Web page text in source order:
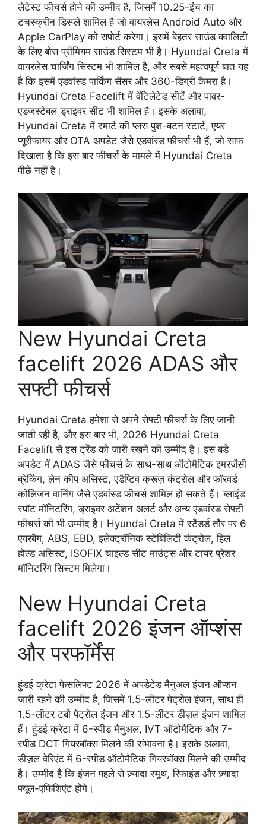
लेटेस्ट फीचर्स होने की उम्मीद है, जिसमें 10.25-इंच का
टचस्क्रीन डिस्प्ले शामिल है जो वायरलेस Android Auto और
Apple CarPlay को सपोर्ट करेगा। इसमें बेहतर साउंड क्वालिटी
के लिए बोस प्रीमियम साउंड सिस्टम भी है। Hyundai Creta में
वायरलेस चार्जिंग सिस्टम भी शामिल है, और सबसे महत्वपूर्ण बात यह
है कि इसमें एडवांस्ड पार्किंग सेंसर और 360-डिग्री कैमरा है।
Hyundai Creta Facelift में वेंटिलेटेड सीटें और पावर-
एडजस्टेबल ड्राइवर सीट भी शामिल है। इसके अलावा,
Hyundai Creta में स्मार्ट की प्लस पुश-बटन स्टार्ट, एयर
प्यूरीफायर और OTA अपडेट जैसे एडवांस्ड फीचर्स भी हैं, जो साफ
दिखाता है कि इस बार फीचर्स के मामले में Hyundai Creta
पीछे नहीं है।
New Hyundai Creta
facelift 2026 ADAS और
सफ्टी फीचर्स
Hyundai Creta हमेशा से अपने सेफ्टी फीचर्स के लिए जानी
जाती रही है, और इस बार भी, 2026 Hyundai Creta
Facelift से इस ट्रेंड को जारी रखने की उम्मीद है। इस बड़े
अपडेट में ADAS जैसे फीचर्स के साथ-साथ ऑटोमैटिक इमरजेंसी
ब्रेकिंग, लेन कीप असिस्ट, एडैप्टिव क्रूज़ कंट्रोल और फॉरवर्ड
कोलिजन वार्निंग जैसे एडवांस्ड फीचर्स शामिल हो सकते हैं। ब्लाइंड
स्पॉट मॉनिटरिंग, ड्राइवर अटेंशन अलर्ट और अन्य एडवांस्ड सेफ्टी
फीचर्स की भी उम्मीद है। Hyundai Creta में स्टैंडर्ड तौर पर 6
एयरबैग, ABS, EBD, इलेक्ट्रॉनिक स्टेबिलिटी कंट्रोल, हिल
होल्ड असिस्ट, ISOFIX चाइल्ड सीट माउंट्स और टायर प्रेशर
मॉनिटरिंग सिस्टम मिलेगा।
New Hyundai Creta
facelift 2026 इंजन ऑप्शंस
और परफॉर्मेंस
हुंडई क्रेटा फेसलिफ्ट 2026 में अपडेटेड मैनुअल इंजन ऑप्शन
जारी रहने की उम्मीद है, जिसमें 1.5-लीटर पेट्रोल इंजन, साथ ही
1.5-लीटर टर्बो पेट्रोल इंजन और 1.5-लीटर डीज़ल इंजन शामिल
हैं। हुंडई क्रेटा में 6-स्पीड मैनुअल, IVT ऑटोमैटिक और 7-
स्पीड DCT गियरबॉक्स मिलने की संभावना है। इसके अलावा,
डीज़ल वेरिएंट में 6-स्पीड ऑटोमैटिक गियरबॉक्स मिलने की उम्मीद
है। उम्मीद है कि इंजन पहले से ज़्यादा स्मूथ, रिफाइंड और ज़्यादा
फ्यूल-एफिशिएंट होंगे।